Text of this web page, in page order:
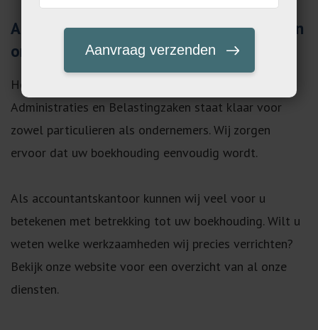
Accountant in Baarn voor particulieren en
ondernemers
Heeft u een accountant nodig in Baarn? LPKM
Administraties en Belastingzaken staat klaar voor
zowel particulieren als ondernemers. Wij zorgen
ervoor dat uw boekhouding eenvoudig wordt.
Als accountantskantoor kunnen wij veel voor u
betekenen met betrekking tot uw boekhouding. Wilt u
weten welke werkzaamheden wij precies verrichten?
Bekijk onze website voor een overzicht van al onze
diensten.